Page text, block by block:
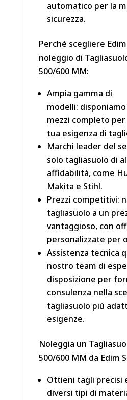
automatico per la
sicurezza.
Perché scegliere
noleggio di
500/600 MM:
Ampia gamma di
modelli:
mezzi completo
tua esigenza di
Marchi leader del
solo tagliasuolo di
affidabilità, come
Makita e Stihl.
Prezzi competitivi:
tagliasuolo a un
vantaggioso, con
personalizzate per
Assistenza tecnica
nostro team di
disposizione per
consulenza nella
tagliasuolo più
esigenze.
Noleggia un
500/600 MM da Edim
Ottieni tagli precisi
diversi tipi di